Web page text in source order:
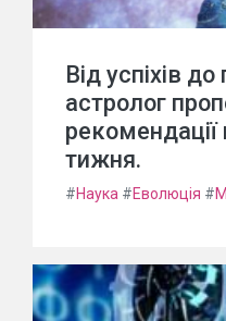
Від успіхів
астролог
тижня.
#Наука #Еволюція #